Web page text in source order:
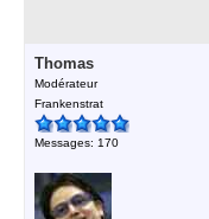
Thomas
Modérateur
Frankenstrat
Messages: 170